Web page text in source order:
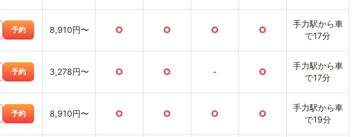
予約 8,910円〜 ○ ○ ○ ○
手力駅から車
で17分
予約 3,278円〜 ○ ○ - ○
手力駅から車
で17分
予約 8,910円〜 ○ ○ ○ ○
手力駅から車
で19分